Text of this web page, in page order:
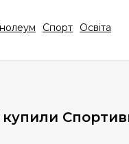
Спорт Освіта
купили